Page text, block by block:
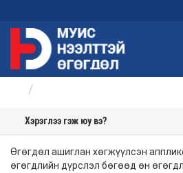
Хэрэглээ гэж юу вэ?
Өгөгдөл ашиглан хөгжүүлсэн
өгөгдлийн дүрслэл бөгөөд өн